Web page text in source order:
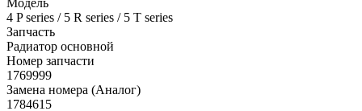
4 P series / 5 R series / 5 T series
Запчасть
Радиатор основной
Номер запчасти
1769999
Замена номера (Аналог)
1784615